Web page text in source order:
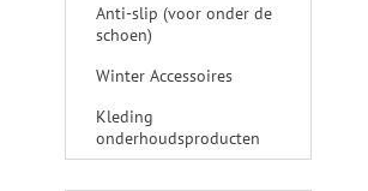
Anti-slip (voor onder de
schoen)
Winter Accessoires
Kleding
onderhoudsproducten